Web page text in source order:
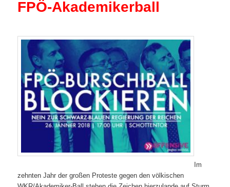
FPÖ-Akademikerball
Im
zehnten Jahr der großen Proteste gegen den völkischen